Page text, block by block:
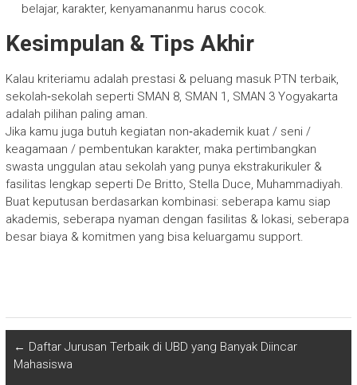
belajar, karakter, kenyamananmu harus cocok.
Kesimpulan & Tips Akhir
Kalau kriteriamu adalah prestasi & peluang masuk PTN terbaik,
sekolah‐sekolah seperti SMAN 8, SMAN 1, SMAN 3 Yogyakarta
adalah pilihan paling aman.
Jika kamu juga butuh kegiatan non‐akademik kuat / seni /
keagamaan / pembentukan karakter, maka pertimbangkan
swasta unggulan atau sekolah yang punya ekstrakurikuler &
fasilitas lengkap seperti De Britto, Stella Duce, Muhammadiyah.
Buat keputusan berdasarkan kombinasi: seberapa kamu siap
akademis, seberapa nyaman dengan fasilitas & lokasi, seberapa
besar biaya & komitmen yang bisa keluargamu support.
← Daftar Jurusan Terbaik di UBD yang Banyak Diincar
Mahasiswa